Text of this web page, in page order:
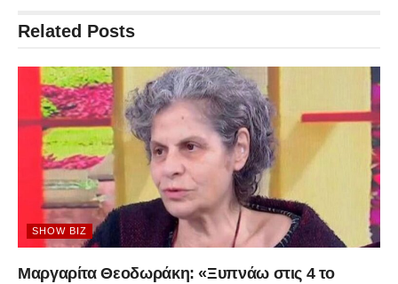
Related Posts
SHOW BIZ
Μαργαρίτα Θεοδωράκη: «Ξυπνάω στις 4 το